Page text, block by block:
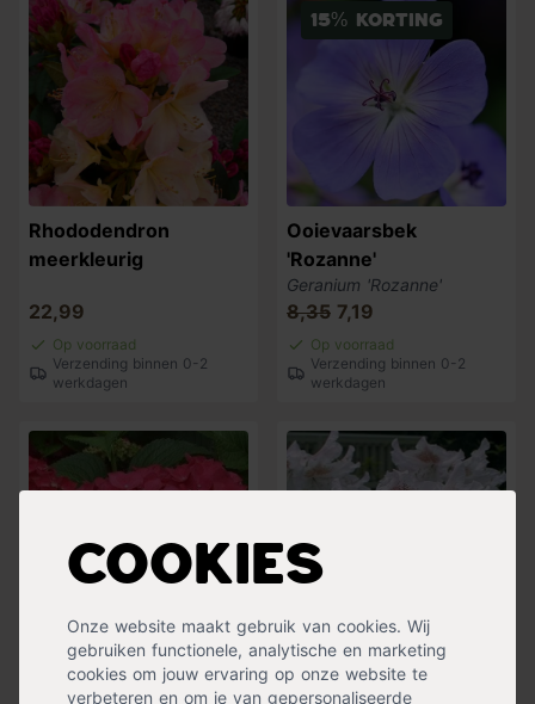
Cookies
Onze website maakt gebruik van cookies. Wij
gebruiken functionele, analytische en marketing
cookies om jouw ervaring op onze website te
verbeteren en om je van gepersonaliseerde
Rhododendron
meerkleurig
22,99
Op voorraad
Verzending binnen 0-2
werkdagen
15% korting
Ooievaarsbek
'Rozanne'
Geranium 'Rozanne'
8,35 7,19
Op voorraad
Verzending binnen 0-2
werkdagen
Boerenhortensia rood
Hydrangea macrophylla
Rhododendron wit